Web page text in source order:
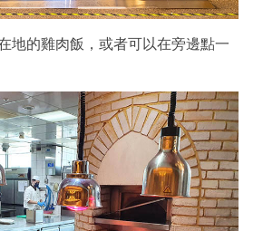
地的雞肉飯，或者可以在旁邊點一